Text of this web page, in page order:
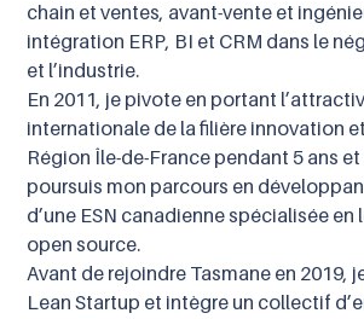
chain et ventes, avant-vente et
intégration ERP, BI et CRM dans le
et l’industrie.
En 2011, je pivote en portant
internationale de la filière innovation
Région Île-de-France pendant 5 ans et
poursuis mon parcours en
d’une ESN canadienne spécialisée
open source.
Avant de rejoindre Tasmane en 2019,
Lean Startup et intègre un collectif